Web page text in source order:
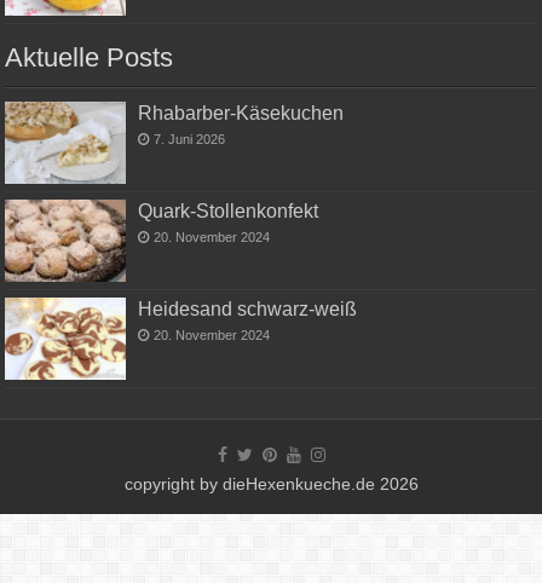
Aktuelle Posts
Rhabarber-Käsekuchen
7. Juni 2026
Quark-Stollenkonfekt
20. November 2024
Heidesand schwarz-weiß
20. November 2024
copyright by dieHexenkueche.de 2026